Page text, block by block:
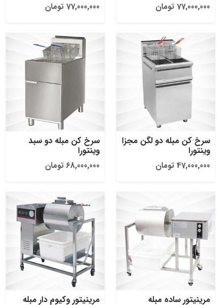
77,000,000 تومان 77,000,000 تومان
سرخ کن مبله دو لگن مجزا
وینتورا
47,000,000 تومان
سرخ کن مبله دو سبد
وینتورا
68,000,000 تومان
مرینیتور ساده مبله مرینیتور وکیوم دار مبله